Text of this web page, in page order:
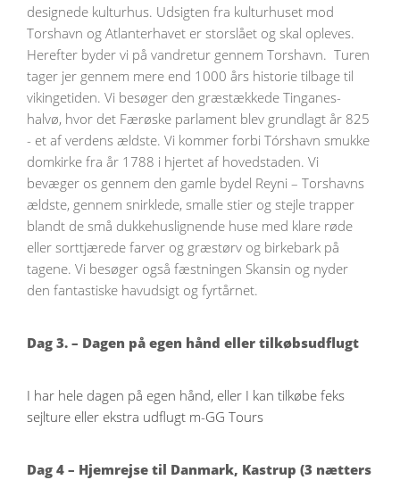
designede kulturhus. Udsigten fra kulturhuset mod
Torshavn og Atlanterhavet er storslået og skal opleves.
Herefter byder vi på vandretur gennem Torshavn. Turen
tager jer gennem mere end 1000 års historie tilbage til
vikingetiden. Vi besøger den græstækkede Tinganes-
halvø, hvor det Færøske parlament blev grundlagt år 825
- et af verdens ældste. Vi kommer forbi Tórshavn smukke
domkirke fra år 1788 i hjertet af hovedstaden. Vi
bevæger os gennem den gamle bydel Reyni – Torshavns
ældste, gennem snirklede, smalle stier og stejle trapper
blandt de små dukkehuslignende huse med klare røde
eller sorttjærede farver og græstørv og birkebark på
tagene. Vi besøger også fæstningen Skansin og nyder
den fantastiske havudsigt og ​​fyrtårnet.
Dag 3. – Dagen på egen hånd eller tilkøbsudflugt
I har hele dagen på egen hånd, eller I kan tilkøbe feks
sejlture eller ekstra udflugt m-GG Tours
Dag 4 – Hjemrejse til Danmark, Kastrup (3 nætters